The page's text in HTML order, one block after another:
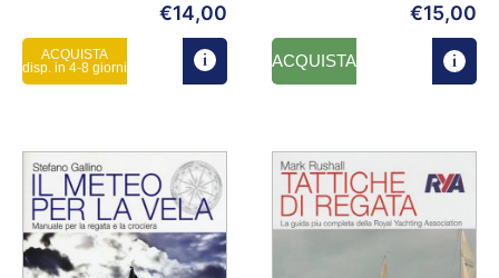
€14,00
ACQUISTA
disp. in 4-8 giorni
€15,00
ACQUISTA